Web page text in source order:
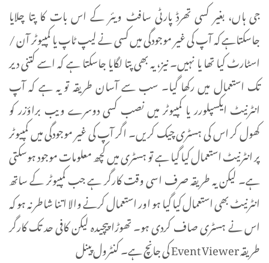
جی ہاں، بغیر کسی تھرڈ پارٹی سافٹ ویئر کے اس بات کا پتا چلایا
جاسکتاہے کہ آپ کی غیر موجودگی میں کسی نے لیپ ٹاپ یا کمپیوٹر آن /
اسٹارٹ کیا تھا یا نہیں۔ نیز، یہ بھی پتا لگایا جاسکتا ہے کہ اسے کتنی دیر
تک استعمال میں رکھا گیا۔ سب سے آسان طریقہ تو یہ ہے کہ آپ
انٹرنیٹ ایکسپلورر یا کمپیوٹر میں نصب کسی دوسرے ویب براؤزر کو
کھول کر اس کی ہسٹری چیک کریں۔ اگر آپ کی غیر موجودگی میں کمپیوٹر
پر انٹرنیٹ استعمال کیا گیا ہے تو ہسٹری میں کچھ معلومات موجود ہوسکتی
ہے۔ لیکن یہ طریقہ صرف اسی وقت کارگر ہے جب کمپیوٹر کے ساتھ
انٹرنیٹ بھی استعمال کیا گیا ہو اور استعمال کرنے والا اتنا شاطر نہ ہو کہ
اس نے ہسٹری صاف کردی ہو۔ تھوڑا پیچیدہ لیکن کافی حد تک کارگر
طریقہ Event Viewer کی جانچ ہے۔ کنٹرول پینل